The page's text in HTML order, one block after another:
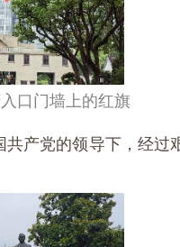
口门墙上的红旗
产党的领导下，经